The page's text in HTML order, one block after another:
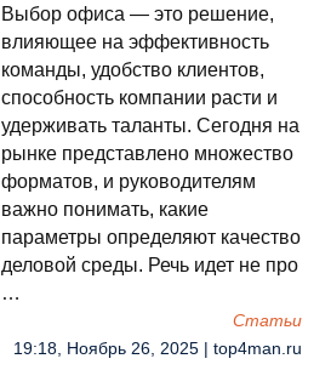
Выбор офиса — это решение,
влияющее на эффективность
команды, удобство клиентов,
способность компании расти и
удерживать таланты. Сегодня на
рынке представлено множество
форматов, и руководителям
важно понимать, какие
параметры определяют качество
деловой среды. Речь идет не про
…
Cтатьи
19:18, Ноябрь 26, 2025 | top4man.ru